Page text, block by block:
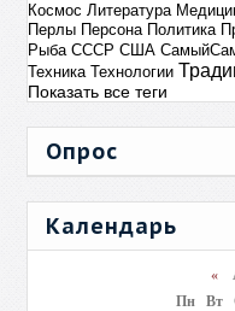
Космос Литература
Перлы Персона Политика
Рыба СССР США
Техника Технологии
Показать все теги
Опрос
Календарь
«
Пн
Вт